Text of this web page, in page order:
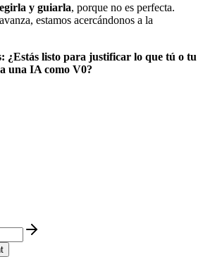
y guiarla, porque no es perfecta.
estamos acercándonos a la
¿Estás listo para justificar lo que tú o tu
una IA como V0?